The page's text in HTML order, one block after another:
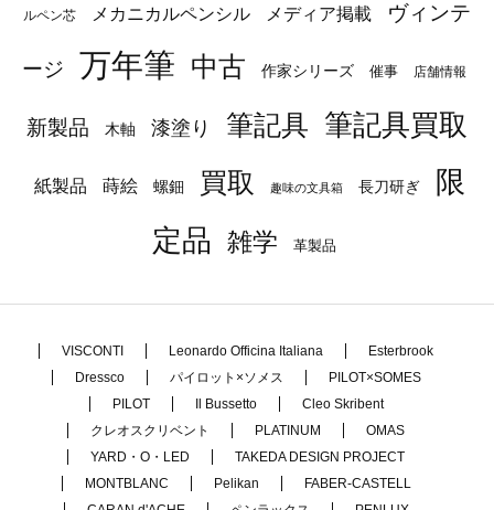
ルペン芯 メカニカルペンシル メディア掲載 ヴィンテ
ージ 万年筆 中古 作家シリーズ 催事 店舗情報
新製品 木軸 漆塗り 筆記具 筆記具買取
紙製品 蒔絵 螺鈿 買取 趣味の文具箱 長刀研ぎ
限
定品
雑学 革製品
VISCONTI Leonardo Officina Italiana
Esterbrook
Dressco
パイロット×ソメス
PILOT×SOMES
PILOT
Il Bussetto
Cleo Skribent
クレオスクリベント
PLATINUM
OMAS
YARD・O・LED
TAKEDA DESIGN PROJECT
MONTBLANC
Pelikan
FABER-CASTELL